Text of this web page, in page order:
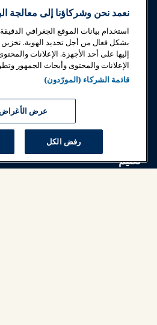
تسجيل الدخول
جوائز المهن
أخبار وعالم المرح
تعليم
نعمد نحن وشركاؤنا إلى معالجة
استخدام بيانات الموقع الجغرافي
بشكل فعال من أجل تحديد الهوية.
إليها على أحد الأجهزة. الإعلانات
الإعلانات والمحتوى وأبحاث الجمهور
قائمة الشركاء (المورّدون)
عرض الأغراض
رفض الكل